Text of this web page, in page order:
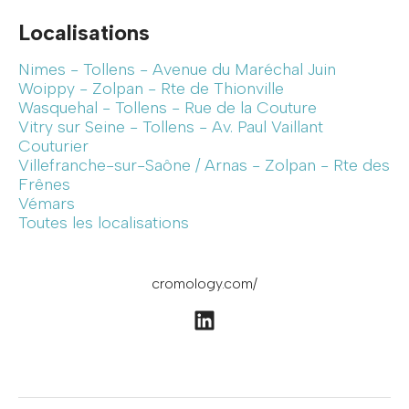
Localisations
Nimes - Tollens - Avenue du Maréchal Juin
Woippy - Zolpan - Rte de Thionville
Wasquehal - Tollens - Rue de la Couture
Vitry sur Seine - Tollens - Av. Paul Vaillant
Couturier
Villefranche-sur-Saône / Arnas - Zolpan - Rte des
Frênes
Vémars
Toutes les localisations
cromology.com/